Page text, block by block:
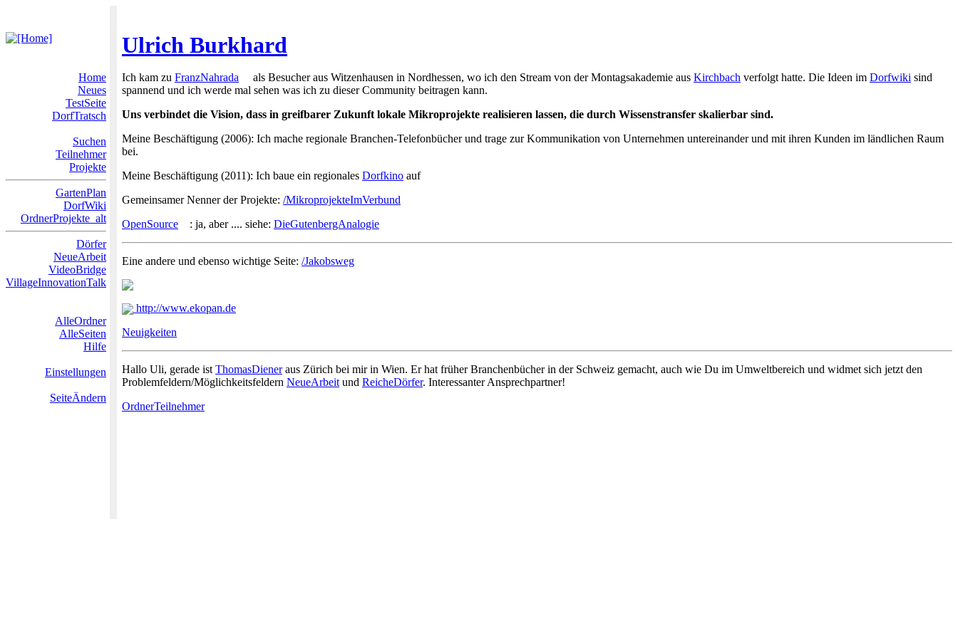
Ulrich Burkhard
Home
Neues
TestSeite
DorfTratsch
Suchen
Teilnehmer
Projekte
GartenPlan
DorfWiki
OrdnerProjekte_alt
Dörfer
NeueArbeit
VideoBridge
VillageInnovationTalk
AlleOrdner
AlleSeiten
Hilfe
Einstellungen
SeiteÄndern
Ich kam zu FranzNahrada als Besucher aus Witzenhausen in Nordhessen, wo ich den Stream von der Montagsakademie aus Kirchbach verfolgt hatte. Die Ideen im Dorfwiki sind
spannend und ich werde mal sehen was ich zu dieser Community beitragen kann.
Uns verbindet die Vision, dass in greifbarer Zukunft lokale Mikroprojekte realisieren lassen, die durch Wissenstransfer skalierbar sind.
Meine Beschäftigung (2006): Ich mache regionale Branchen-Telefonbücher und trage zur Kommunikation von Unternehmen untereinander und mit ihren Kunden im ländlichen Raum
bei.
Meine Beschäftigung (2011): Ich baue ein regionales Dorfkino auf
Gemeinsamer Nenner der Projekte: /MikroprojekteImVerbund
OpenSource
: ja, aber .... siehe: DieGutenbergAnalogie
Eine andere und ebenso wichtige Seite: /Jakobsweg
http://www.ekopan.de
Neuigkeiten
Hallo Uli, gerade ist ThomasDieneraus Zürich bei mir in Wien. Er hat früher Branchenbücher in der Schweiz gemacht, auch wie Du im Umweltbereich und widmet sich jetzt den
Problemfeldern/Möglichkeitsfeldern NeueArbeit und ReicheDörfer. Interessanter Ansprechpartner!
OrdnerTeilnehmer